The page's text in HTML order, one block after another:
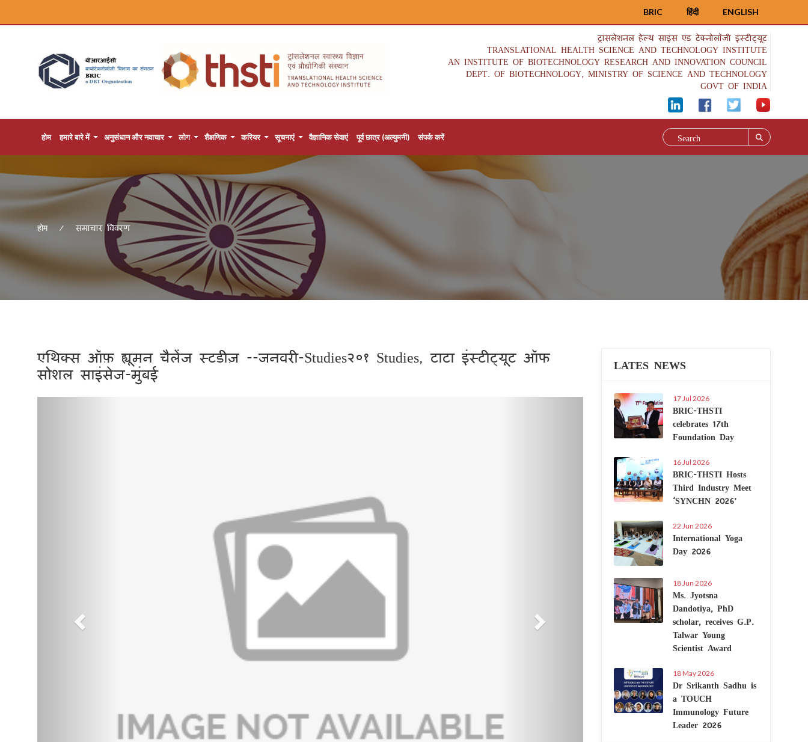
ENGLISH
हिंदी
BRIC
ट्रांसलेशनल हेल्थ साइंस एंड टेक्नोलॉजी इंस्टीट्यूट
TRANSLATIONAL HEALTH SCIENCE AND TECHNOLOGY INSTITUTE
AN INSTITUTE OF BIOTECHNOLOGY RESEARCH AND INNOVATION COUNCIL
DEPT. OF BIOTECHNOLOGY, MINISTRY OF SCIENCE AND TECHNOLOGY
GOVT OF INDIA
होम हमारे बारे में अनुसंधान और नवाचार लोग शैक्षणिक करियर सूचनाएं वैज्ञानिक सेवाएं पूर्व छात्र (अल्युमनी) संपर्क करें
होम समाचार विवरण
एथिक्स ऑफ़ ह्यूमन चैलेंज स्टडीज़ --जनवरी-Studies२०१ Studies, टाटा इंस्टीट्यूट ऑफ
सोशल साइंसेज-मुंबई LATES NEWS
17 Jul 2026
BRIC-THSTI
celebrates 17th
Foundation Day
16 Jul 2026
BRIC-THSTI Hosts
Third Industry Meet
‘SYNCHN 2026’
22 Jun 2026
International Yoga
Day 2026
18 Jun 2026
Ms. Jyotsna
Dandotiya, PhD
scholar, receives G.P.
Talwar Young
Scientist Award
18 May 2026
Dr Srikanth Sadhu is
a TOUCH
Immunology Future
Leader 2026